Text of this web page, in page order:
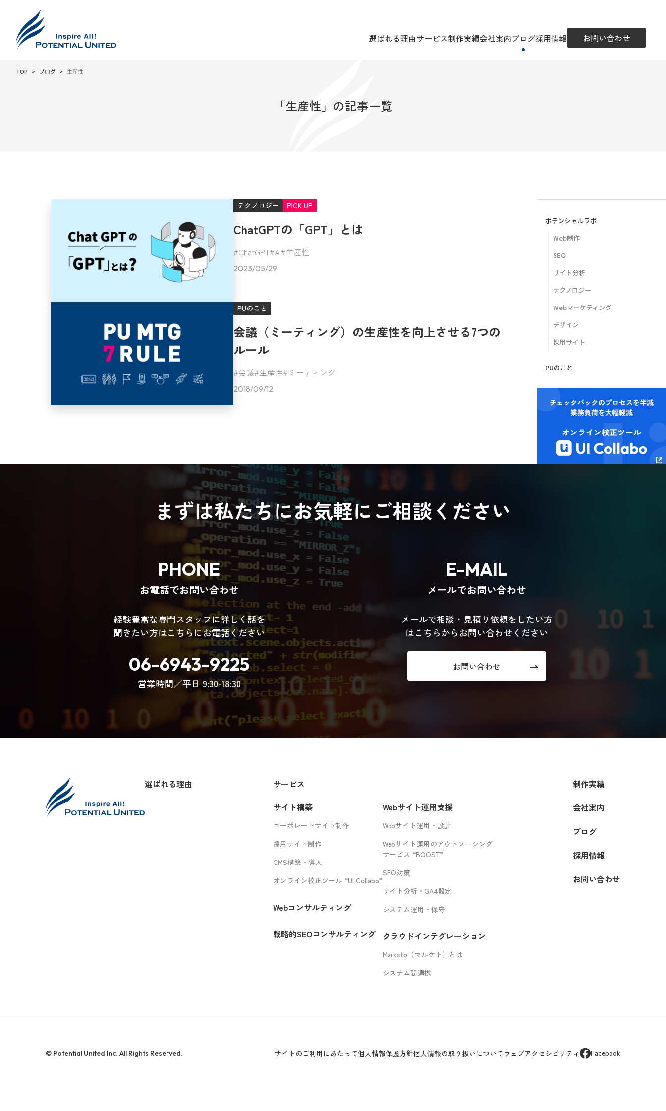
選ばれる理由サービス制作実績会社案内ブログ採用情報 お問い合わせ
TOP ブログ 生産性
「生産性」の記事一覧
テクノロジー PICK UP
ChatGPTの「GPT」とは
ChatGPT AI 生産性
2023/05/29
PUのこと
会議（ミーティング）の生産性を向上させる7つの
ルール
会議 生産性 ミーティング
2018/09/12
ポテンシャルラボ
Web制作
SEO
サイト分析
テクノロジー
Webマーケティング
デザイン
採用サイト
PUのこと
まずは私たちにお気軽にご相談ください
PHONE
お電話でお問い合わせ
経験豊富な専門スタッフに詳しく話を
聞きたい方はこちらにお電話ください
06-6943-9225
営業時間／平日 9:30-18:30
E-MAIL
メールでお問い合わせ
メールで相談・見積り依頼をしたい方
はこちらからお問い合わせください
お問い合わせ
選ばれる理由
サービス
サイト構築
コーポレートサイト制作
採用サイト制作
CMS構築・導入
オンライン校正ツール “UI Collabo”
Webコンサルティング
戦略的SEOコンサルティング
Webサイト運用支援
Webサイト運用・設計
Webサイト運用のアウトソーシング
サービス “BOOST”
SEO対策
サイト分析・GA4設定
システム運用・保守
クラウドインテグレーション
Marketo（マルケト）とは
システム間連携
制作実績
会社案内
ブログ
採用情報
お問い合わせ
© Potential United Inc. All Rights Reserved. サイトのご利用にあたって個人情報保護方針個人情報の取り扱いについて ウェブアクセシビリティ Facebook